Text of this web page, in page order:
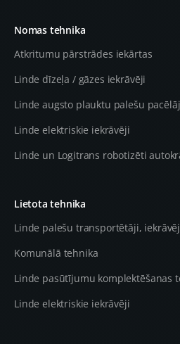
Nomas tehnika
Atkritumu pārstrādes iekārtas
Linde dīzeļa / gāzes iekrāvēji
Linde augsto plauktu palešu
Linde elektriskie iekrāvēji
Linde un Logitrans robotizēti
Lietota tehnika
Linde palešu transportētāji,
Komunālā tehnika
Linde pasūtījumu komplektēšanas
Linde elektriskie iekrāvēji